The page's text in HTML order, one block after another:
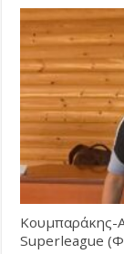
Κουμπαράκης-
Superleague